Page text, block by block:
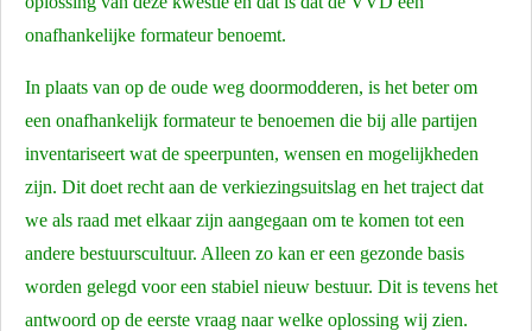
onafhankelijke formateur benoemt.
In plaats van op de oude weg doormodderen, is het beter om
een onafhankelijk formateur te benoemen die bij alle partijen
inventariseert wat de speerpunten, wensen en mogelijkheden
zijn. Dit doet recht aan de verkiezingsuitslag en het traject dat
we als raad met elkaar zijn aangegaan om te komen tot een
andere bestuurscultuur. Alleen zo kan er een gezonde basis
worden gelegd voor een stabiel nieuw bestuur. Dit is tevens het
antwoord op de eerste vraag naar welke oplossing wij zien.